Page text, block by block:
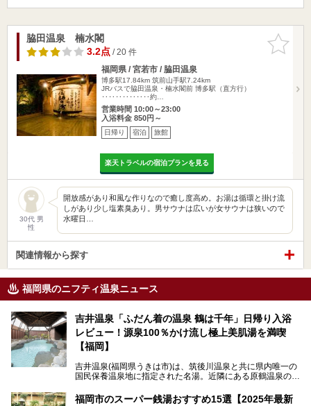
お気に入
りに追加
脇田温泉 楠水閣
3.2点/ 20 件
福岡県 / 宮若市 / 脇田温泉
博多駅17.84km 筑前山手駅7.24km
JRバスで脇田温泉・楠水閣前 博多駅（直方行）
‥‥‥‥‥‥‥約…
営業時間 10:00～23:00
入浴料金 850円～
日帰り 宿泊 旅館
楽天トラベルの宿泊プランを見る
30代 男
性
開放感があり和風な作りなので癒し度高め。お湯は循環と掛け流
しがあり少し塩素臭あり。男サウナは広いが女サウナは狭いので
水曜日…
関連情報から探す
福岡県のニフティ温泉ニュース
吉井温泉「ふだん着の温泉 鶴は千年」日帰り入浴
レビュー！源泉100％かけ流し極上美肌湯を満喫
【福岡】
吉井温泉(福岡県うきは市)は、筑後川温泉と共に県内唯一の
国民保養温泉地に指定された名湯。近隣にある原鶴温泉の観
す。
福岡市のスーパー銭湯おすすめ15選【2025年最新